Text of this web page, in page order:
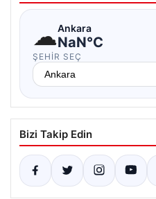
☁Ankara
NaN°C
ŞEHIR SEÇ
Bizi Takip Edin